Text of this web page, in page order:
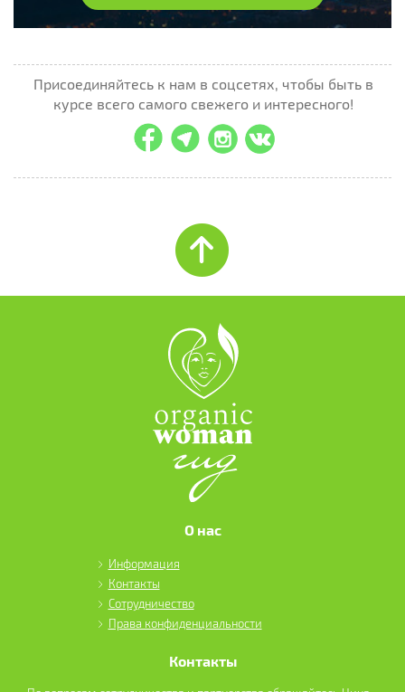
Присоединяйтесь к нам в соцсетях, чтобы быть в
курсе всего самого свежего и интересного!
О нас
Информация
Контакты
Сотрудничество
Права конфиденциальности
Контакты